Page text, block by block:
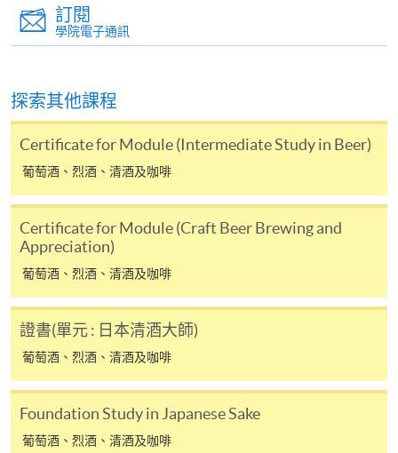
[下載報名表SF26
表格後，請連同報名費/學費以及所需證明文件親
往報名中心或以郵遞方式遞交。
報讀同一學歷頒授課程內其他單元
​學院為學歷頒授課程特設「註冊及學費通知」，適
用於一般學歷頒授課程。
課程負責人會為學員送上「註冊及學費通知」
(「通知」)，請填妥有關「通知」，並親往報名中
心或以郵遞方式，遞交「通知」及繳交所需費用。
何疑問，請詳閱個別課程資料，或聯絡有關課程負責
人或報名中心。
訂閱
學院電子通訊
探索其他課程
Certificate for Module (Intermediate Study in Beer)
葡萄酒、烈酒、清酒及咖啡
Certificate for Module (Craft Beer Brewing and
Appreciation)
葡萄酒、烈酒、清酒及咖啡
證書(單元 : 日本清酒大師)
葡萄酒、烈酒、清酒及咖啡
Foundation Study in Japanese Sake
葡萄酒、烈酒、清酒及咖啡